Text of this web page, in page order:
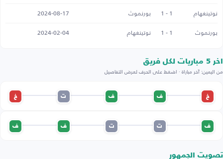
نوتينغهام
1 - 1 بورنموث
2024-08-17
بورنموث
1 - 1 نوتينغهام 2024-02-04
اخر 5 مباريات لكل فريق
من اليمين: آخر مباراة · اضغط على الحرف لعرض التفاصيل
خ ف ف ت خ
ف ت ت ف ف
تصويت الجمهور